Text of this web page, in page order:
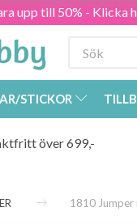
upp till 50% - Klicka
STICKOR
över 699,-
1810 Jumper